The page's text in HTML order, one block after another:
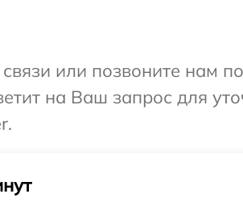
или позвоните нам
на Ваш запрос для